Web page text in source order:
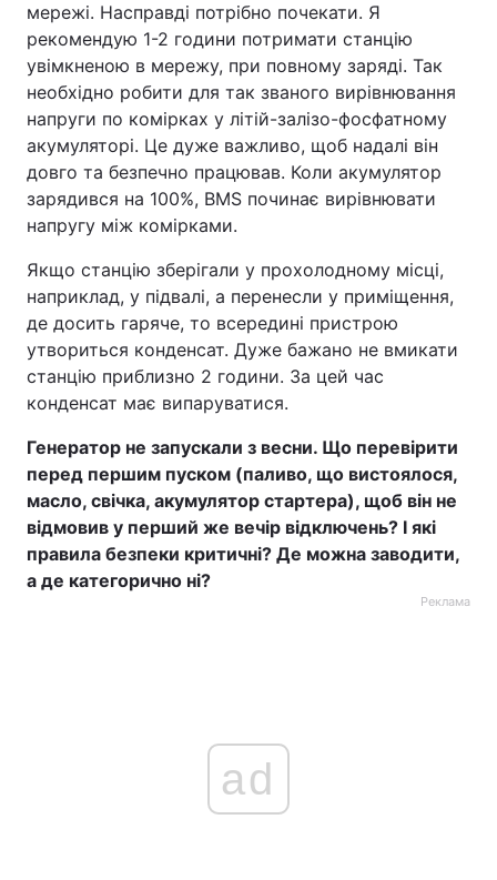
мережі. Насправді потрібно почекати. Я
рекомендую 1-2 години потримати станцію
увімкненою в мережу, при повному заряді. Так
необхідно робити для так званого вирівнювання
напруги по комірках у літій-залізо-фосфатному
акумуляторі. Це дуже важливо, щоб надалі він
довго та безпечно працював. Коли акумулятор
зарядився на 100%, BMS починає вирівнювати
напругу між комірками.
Якщо станцію зберігали у прохолодному місці,
наприклад, у підвалі, а перенесли у приміщення,
де досить гаряче, то всередині пристрою
утвориться конденсат. Дуже бажано не вмикати
станцію приблизно 2 години. За цей час
конденсат має випаруватися.
Генератор не запускали з весни. Що перевірити
перед першим пуском (паливо, що вистоялося,
масло, свічка, акумулятор стартера), щоб він не
відмовив у перший же вечір відключень? І які
правила безпеки критичні? Де можна заводити,
а де категорично ні?
Реклама
ad